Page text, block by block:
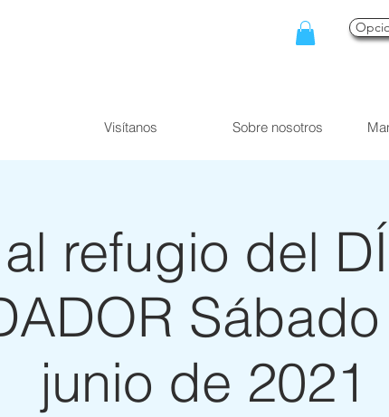
Visítanos Sobre nosotros
refugio del
junio de 2021